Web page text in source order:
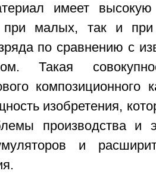
имеет высокую
при малых, так и
по сравнению с
Такая
композиционного
изобретения,
производства и
и